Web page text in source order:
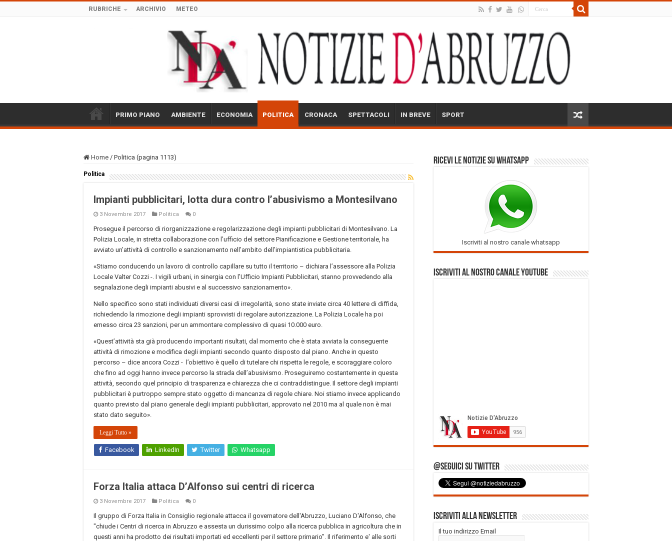
RUBRICHE ARCHIVIO METEO
PRIMO PIANO AMBIENTE ECONOMIA POLITICA CRONACA SPETTACOLI IN BREVE SPORT
Home / Politica (pagina 1113)
Politica
Impianti pubblicitari, lotta dura contro l’abusivismo a Montesilvano
3 Novembre 2017 Politica 0
Prosegue il percorso di riorganizzazione e regolarizzazione degli impianti pubblicitari di Montesilvano. La
Polizia Locale, in stretta collaborazione con l’ufficio del settore Pianificazione e Gestione territoriale, ha
avviato un’attività di controllo e sanzionamento nell’ambito dell’impiantistica pubblicitaria.
«Stiamo conducendo un lavoro di controllo capillare su tutto il territorio – dichiara l’assessore alla Polizia
Locale Valter Cozzi -. I vigili urbani, in sinergia con l’Ufficio Impianti Pubblicitari, stanno provvedendo alla
segnalazione degli impianti abusivi e al successivo sanzionamento».
Nello specifico sono stati individuati diversi casi di irregolarità, sono state inviate circa 40 lettere di diffida,
richiedendo la rimozione degli impianti sprovvisti di regolare autorizzazione. La Polizia Locale ha poi
emesso circa 23 sanzioni, per un ammontare complessivo di quasi 10.000 euro.
«Quest’attività sta già producendo importanti risultati, dal momento che è stata avviata la conseguente
attività di rimozione e modifica degli impianti secondo quanto disposto dal piano. Anche in questo
percorso – dice ancora Cozzi - l’obiettivo è quello di tutelare chi rispetta le regole, e scoraggiare coloro
che fino ad oggi hanno invece percorso la strada dell’abusivismo. Proseguiremo costantemente in questa
attività, secondo quel principio di trasparenza e chiarezza che ci contraddistingue. Il settore degli impianti
pubblicitari è purtroppo sempre stato oggetto di mancanza di regole chiare. Noi stiamo invece applicando
quanto previsto dal piano generale degli impianti pubblicitari, approvato nel 2010 ma al quale non è mai
stato dato seguito».
Leggi Tutto »
Facebook LinkedIn Twitter Whatsapp
Forza Italia attaca D’Alfonso sui centri di ricerca
3 Novembre 2017 Politica 0
Il gruppo di Forza Italia in Consiglio regionale attacca il governatore dell'Abruzzo, Luciano D'Alfonso, che
"chiude i Centri di ricerca in Abruzzo e assesta un durissimo colpo alla ricerca pubblica in agricoltura che in
questi anni ha prodotto dei risultati importati ed eccellenti per il settore primario". Il riferimento e' alle sorti
Ricevi le notizie su Whatsapp
Iscriviti al nostro canale whatsapp
Iscriviti al nostro Canale Youtube
@Seguici su Twitter
Iscriviti alla Newsletter
Il tuo indirizzo Email